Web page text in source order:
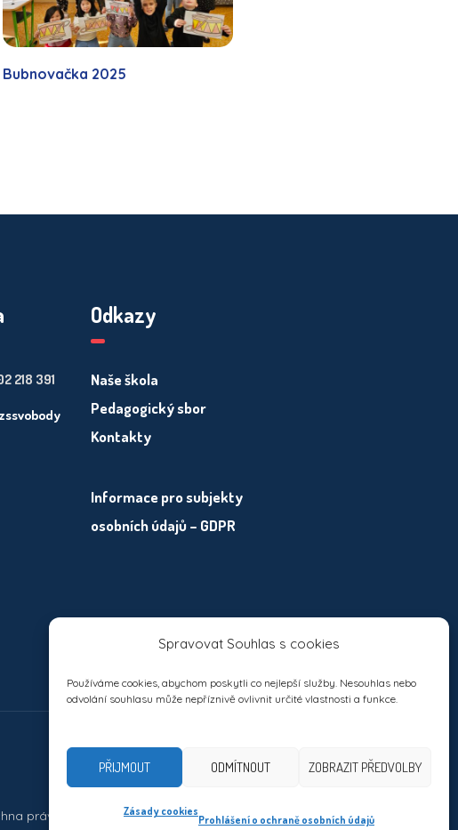
Spravovat Souhlas s cookies
Používáme cookies, abychom poskytli co nejlepší služby. Nesouhlas nebo
odvolání souhlasu může nepříznivě ovlivnit určité vlastnosti a funkce.
PŘIJMOUT ODMÍTNOUT ZOBRAZIT PŘEDVOLBY
Zásady cookies
Prohlášení o ochraně osobních údajů
Bubnovačka 2025
218 391
Odkazy
Naše škola
Pedagogický sbor
Kontakty
Informace pro subjekty
osobních údajů – GDPR
práva vyhrazena